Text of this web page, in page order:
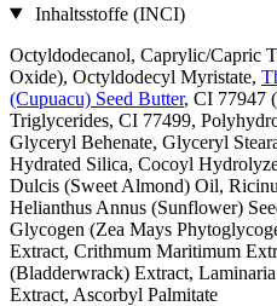
Inhaltsstoffe (INCI)
Octyldodecanol, Caprylic/Capric
Oxide), Octyldodecyl Myristate,
(Cupuacu) Seed Butter, CI 77947
Triglycerides, CI 77499,
Glyceryl Behenate, Glyceryl
Hydrated Silica, Cocoyl
Dulcis (Sweet Almond) Oil,
Helianthus Annus (Sunflower)
Glycogen (Zea Mays
Extract, Crithmum Maritimum
(Bladderwrack) Extract,
Extract, Ascorbyl Palmitate